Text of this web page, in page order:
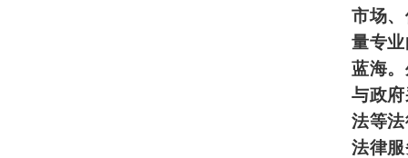
市场
量专
蓝海
与政
法等
法律